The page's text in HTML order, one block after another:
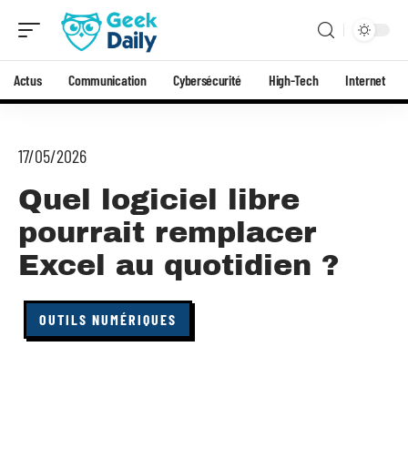
Actus Communication Cybersécurité High-Tech Internet
17/05/2026
Quel logiciel libre
pourrait remplacer
Excel au quotidien ?
OUTILS NUMÉRIQUES